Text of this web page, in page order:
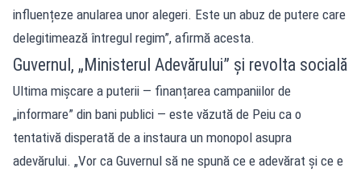
influențeze anularea unor alegeri. Este un abuz de putere care
delegitimează întregul regim”, afirmă acesta.
Guvernul, „Ministerul Adevărului” și revolta socială
Ultima mișcare a puterii — finanțarea campaniilor de
„informare” din bani publici — este văzută de Peiu ca o
tentativă disperată de a instaura un monopol asupra
adevărului. „Vor ca Guvernul să ne spună ce e adevărat și ce e